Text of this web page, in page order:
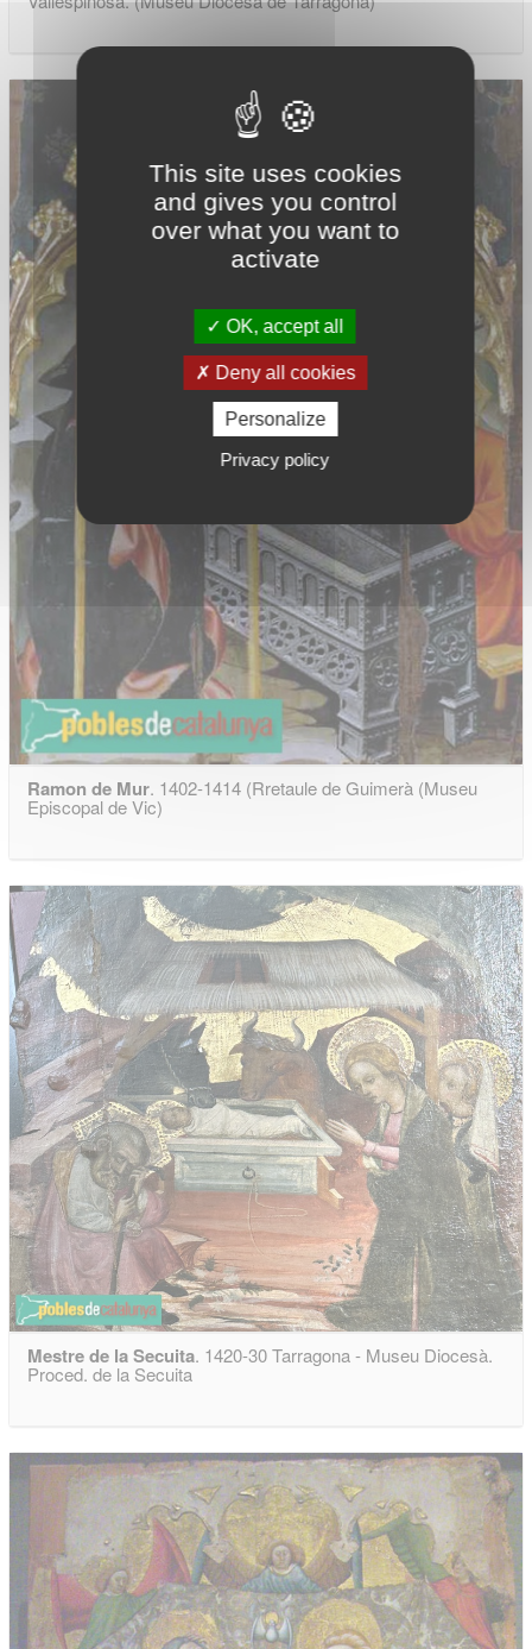
Ramon de Mur. 1402-1414 (Rretaule de Guimerà (Museu
Episcopal de Vic)
Mestre de la Secuita. 1420-30 Tarragona - Museu Diocesà.
Proced. de la Secuita
This site uses cookies
and gives you control
over what you want to
activate
OK, accept all
Deny all cookies
Personalize
Privacy policy